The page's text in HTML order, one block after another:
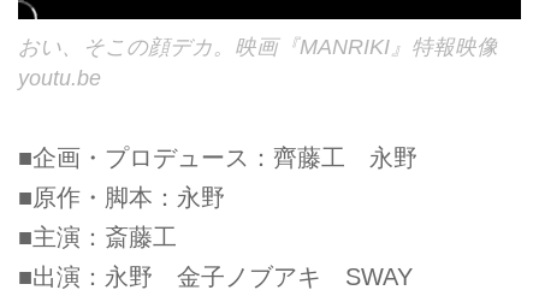
おい、そこの顔デカ。映画『MANRIKI』特報映像
youtu.be
■企画・プロデュース：齊藤工 永野
■原作・脚本：永野
■主演：斎藤工
■出演：永野 金子ノブアキ SWAY